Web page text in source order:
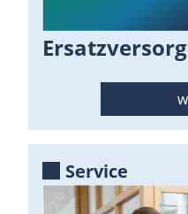
Service